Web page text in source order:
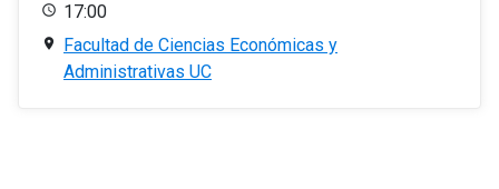
17:00
Facultad de Ciencias Económicas y
Administrativas UC